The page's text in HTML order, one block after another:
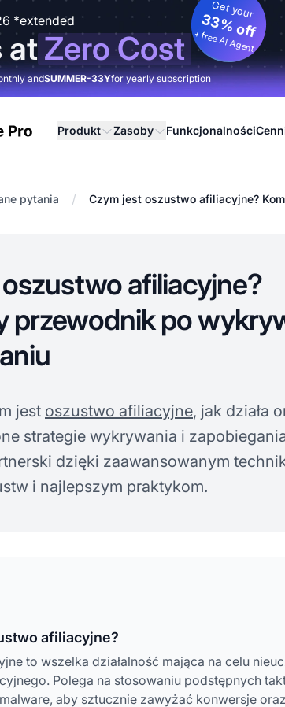
*extended
atZero Cost
Get your
33% off
+ free AI Agent
andSUMMER-33Yfor yearly subscription
Produkt Zasoby Funkcjonalności
pytania / Czym jest oszustwo afiliacyjne?
afiliacyjne?
przewodnik po
jest oszustwo afiliacyjne, jak działa
strategie wykrywania i
dzięki zaawansowanym
i najlepszym praktykom.
afiliacyjne?
to wszelka działalność mająca na celu
Polega na stosowaniu podstępnych
aby sztucznie zawyżać konwersje